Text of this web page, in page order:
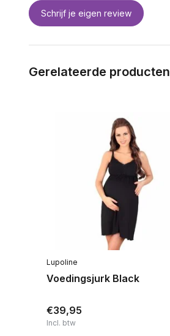
Schrijf je eigen review
Gerelateerde producten
Lupoline
Voedingsjurk Black
€39,95
Incl. btw